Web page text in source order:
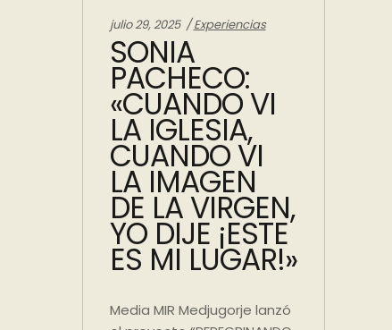
julio 29, 2025 Categories:
Experiencias
SONIA
PACHECO:
«CUANDO VI
LA IGLESIA,
CUANDO VI
LA IMAGEN
DE LA VIRGEN,
YO DIJE ¡ESTE
ES MI LUGAR!»
Media MIR Medjugorje lanzó